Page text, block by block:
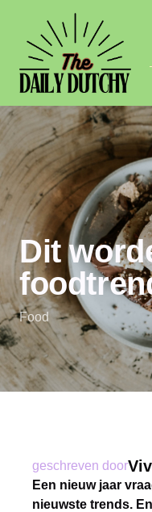
Dit
Food
geschreven door
Een nieuw jaar
nieuwste trends.